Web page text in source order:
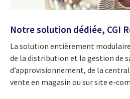
Notre solution dédiée, CGI
La solution entièrement
de la distribution et la gestion de
d’approvisionnement, de la
vente en magasin ou sur site e-